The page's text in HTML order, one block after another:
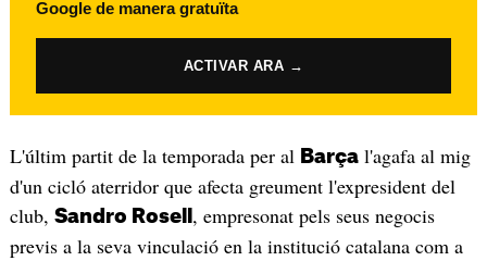
Google de manera gratuïta
ACTIVAR ARA →
L'últim partit de la temporada per al Barçal'agafa al mig
d'un cicló aterridor que afecta greument l'expresident del
club, Sandro Rosell , empresonat pels seus negocis
previs a la seva vinculació en la institució catalana com a